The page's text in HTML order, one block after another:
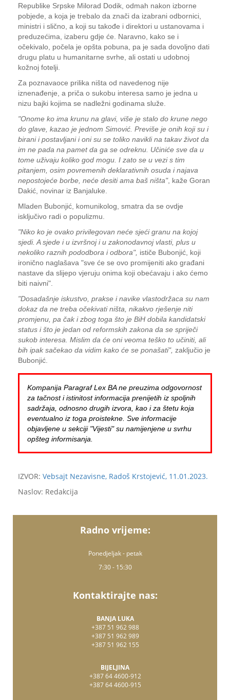
Republike Srpske Milorad Dodik, odmah nakon izborne
pobjede, a koja je trebalo da znači da izabrani odbornici,
ministri i slično, a koji su takođe i direktori u ustanovama i
preduzećima, izaberu gdje će. Naravno, kako se i
očekivalo, počela je opšta pobuna, pa je sada dovoljno dati
drugu platu u humanitarne svrhe, ali ostati u udobnoj
kožnoj fotelji.
Za poznavaoce prilika ništa od navedenog nije
iznenađenje, a priča o sukobu interesa samo je jedna u
nizu bajki kojima se nadležni godinama služe.
"Onome ko ima krunu na glavi, više je stalo do krune nego
do glave, kazao je jednom Simović. Previše je onih koji su i
birani i postavljani i oni su se toliko navikli na takav život da
im ne pada na pamet da ga se odreknu. Učiniće sve da u
tome uživaju koliko god mogu. I zato se u vezi s tim
pitanjem, osim povremenih deklarativnih osuda i najava
nepostojeće borbe, neće desiti ama baš ništa", kaže Goran
Dakić, novinar iz Banjaluke.
Mladen Bubonjić, komunikolog, smatra da se ovdje
isključivo radi o populizmu.
"Niko ko je ovako privilegovan neće sjeći granu na kojoj
sjedi. A sjede i u izvršnoj i u zakonodavnoj vlasti, plus u
nekoliko raznih pododbora i odbora", ističe Bubonjić, koji
ironično naglašava "sve će se ovo promijeniti ako građani
nastave da slijepo vjeruju onima koji obećavaju i ako ćemo
biti naivni".
"Dosadašnje iskustvo, prakse i navike vlastodržaca su nam
dokaz da ne treba očekivati ništa, nikakvo rješenje niti
promjenu, pa čak i zbog toga što je BiH dobila kandidatski
status i što je jedan od reformskih zakona da se spriječi
sukob interesa. Mislim da će oni veoma teško to učiniti, ali
bih ipak sačekao da vidim kako će se ponašati", zaključio je
Bubonjić.
Kompanija Paragraf Lex BA ne preuzima odgovornost
za tačnost i istinitost informacija prenijetih iz spoljnih
sadržaja, odnosno drugih izvora, kao i za štetu koja
eventualno iz toga proistekne. Sve informacije
objavljene u sekciji "Vijesti" su namijenjene u svrhu
opšteg informisanja.
IZVOR: Vebsajt Nezavisne, Radoš Krstojević, 11.01.2023.
Naslov: Redakcija
Radno vrijeme:
Ponedjeljak - petak
7:30 - 15:30
Kontaktirajte nas:
BANJA LUKA
+387 51 962 988
+387 51 962 989
+387 51 962 155
BIJELJINA
+387 64 4600-912
+387 64 4600-915